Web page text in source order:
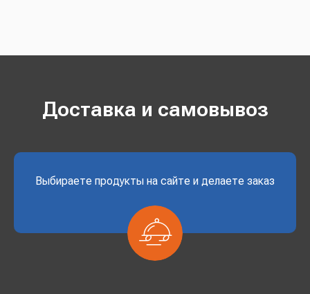
Доставка и самовывоз
Выбираете продукты на сайте и делаете заказ